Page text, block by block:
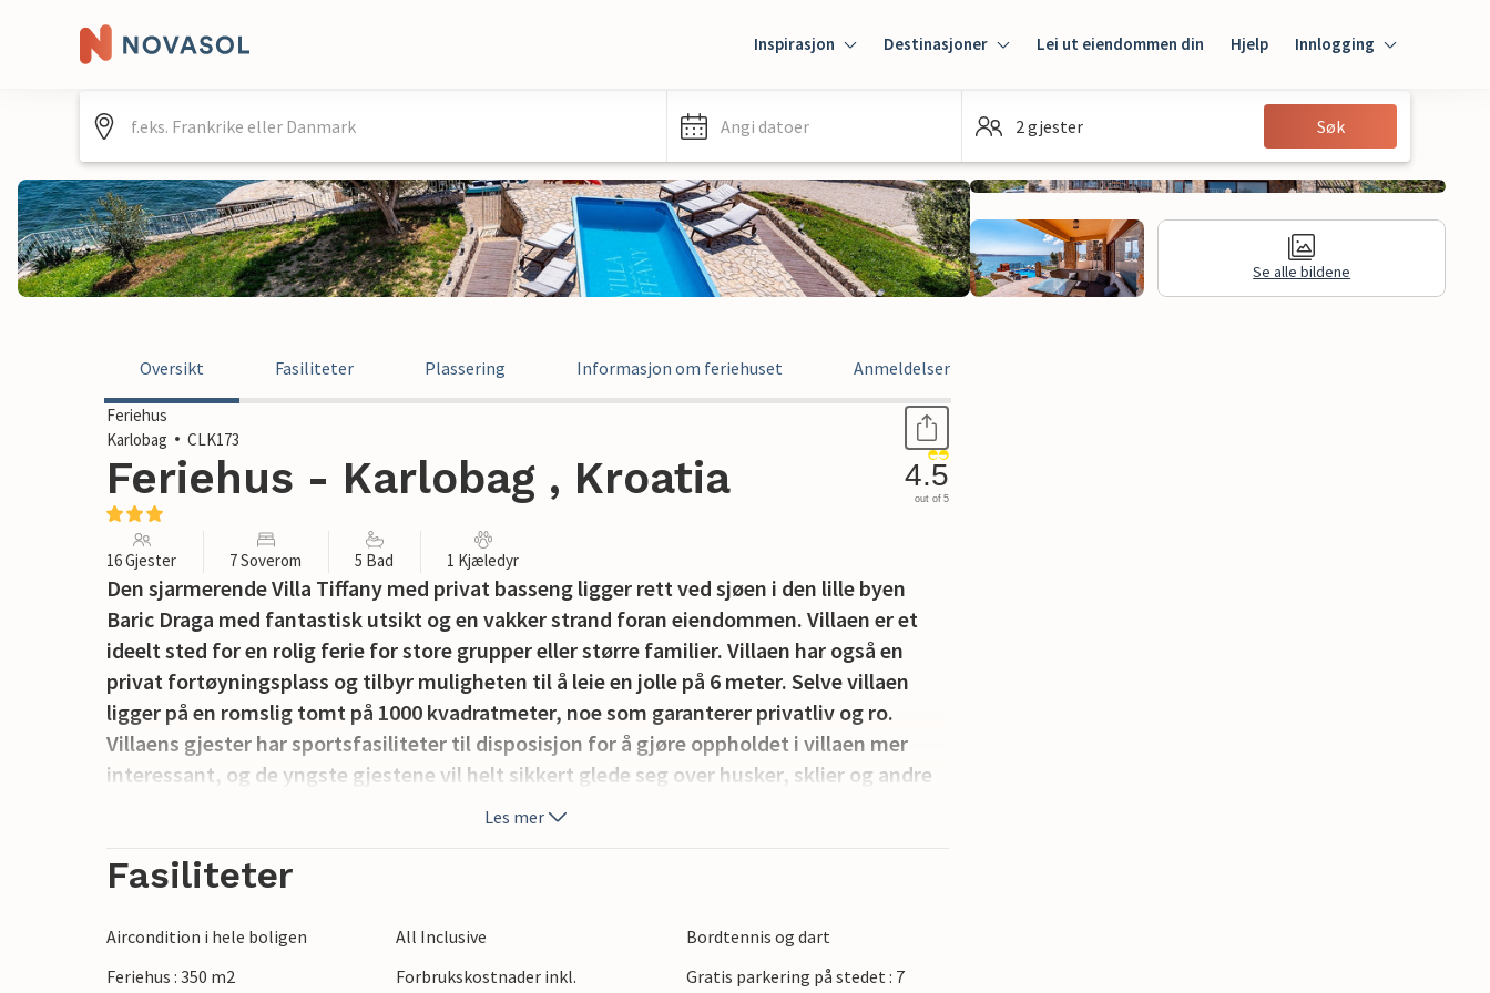
Inspirasjon Destinasjoner Lei ut eiendommen din Hjelp Innlogging
Innlogging
Gjest
Angi datoer 2 gjester Søk
Se alle bildene
Oversikt Fasiliteter Plassering Informasjon om feriehuset Anmeldelser
Feriehus
Karlobag
CLK173
Feriehus - Karlobag , Kroatia 4.5
out of 5
16 Gjester 7 Soverom 5 Bad 1 Kjæledyr
Den sjarmerende Villa Tiffany med privat basseng ligger rett ved sjøen i den lille byen
Baric Draga med fantastisk utsikt og en vakker strand foran eiendommen. Villaen er et
ideelt sted for en rolig ferie for store grupper eller større familier. Villaen har også en
privat fortøyningsplass og tilbyr muligheten til å leie en jolle på 6 meter. Selve villaen
ligger på en romslig tomt på 1000 kvadratmeter, noe som garanterer privatliv og ro.
Villaens gjester har sportsfasiliteter til disposisjon for å gjøre oppholdet i villaen mer
interessant, og de yngste gjestene vil helt sikkert glede seg over husker, sklier og andre
fasiliteter :) Det private bassenget ligger foran villaen og vil glede alle gjester. De som
Villaen består av totalt syv soverom med plass til maksimalt 16 personer. Alle rommene
spisestue, kjøkken, stue, toalett, soverom, bad og første etasje med de resterende
Les mer
Fasiliteter
Aircondition i hele boligen All Inclusive
Bordtennis og dart
Feriehus : 350 m2
Forbrukskostnader inkl.
Gratis parkering på stedet : 7